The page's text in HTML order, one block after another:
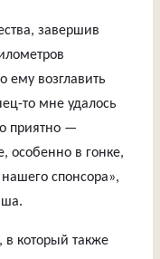
завершив
ему возглавить
то мне удалось
приятно —
особенно в гонке,
нашего спонсора»,
в который также